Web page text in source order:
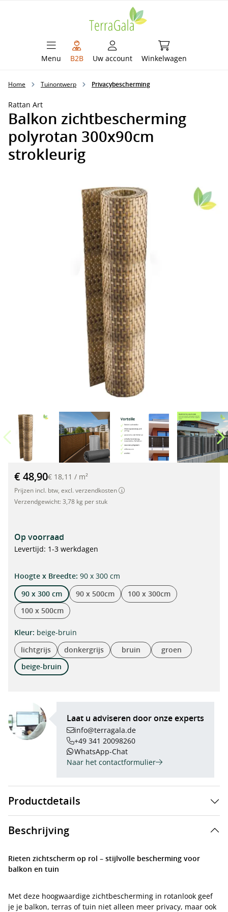
Menu B2B Uw account Winkelwagen
Winkelwagen
Home Tuinontwerp Privacybescherming
Rattan Art
Balkon zichtbescherming
polyrotan 300x90cm
strokleurig
Balkon zichtbescherming polyrotan 300x90cm strokleurig"
€ 48,90€ 18,11 / m²
Prijzen incl. btw, excl. verzendkosten
Verzendgewicht: 3,78 kg per stuk
Op voorraad
Levertijd: 1-3 werkdagen
Hoogte x Breedte: selecteren
90 x 300 cm
90 x 300 cm
90 x 500cm
100 x 300cm
100 x 500cm
Kleur: selecteren
beige-bruin
lichtgrijs
donkergrijs bruin
groen
beige-bruin
Laat u adviseren door onze experts
info@terragala.de
+49 341 20098260
WhatsApp-Chat
Naar het contactformulier
Productdetails
Beschrijving
Rieten zichtscherm op rol – stijlvolle bescherming voor
balkon en tuin
Met deze hoogwaardige zichtbescherming in rotanlook geef
je je balkon, terras of tuin niet alleen meer privacy, maar ook